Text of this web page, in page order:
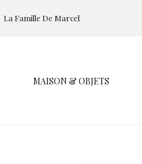
La Famille De Marcel
MAISON & OBJETS